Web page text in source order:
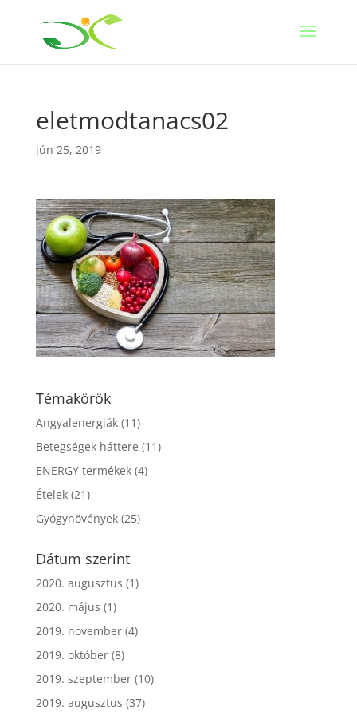
eletmodtanacs02
jún 25, 2019
Témakörök
Angyalenergiák(11)
Betegségek háttere (11)
ENERGY termékek(4)
Ételek(21)
Gyógynövények(25)
Dátum szerint
2020. augusztus (1)
2020. május (1)
2019. november(4)
2019. október(8)
2019. szeptember(10)
2019. augusztus (37)